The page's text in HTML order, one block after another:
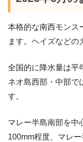
本格的な南西モンス
ます。ヘイズなどの
全国的に降水量は平
ネオ島西部・中部で
す。
マレー半島南部を中
100mm程度、マレ